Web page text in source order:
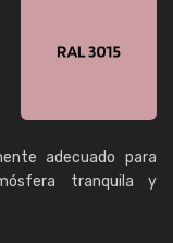
adecuado para
tranquila y